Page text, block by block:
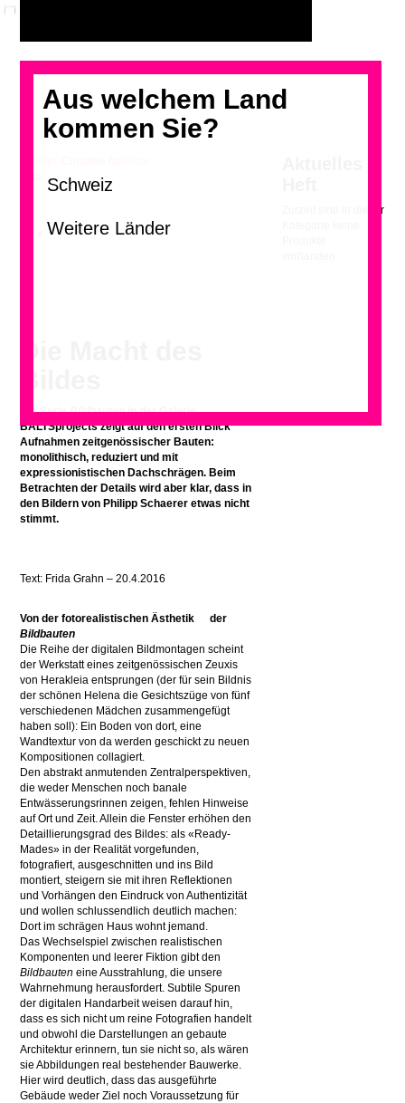
Aus welchem Land
kommen Sie?
Foto: Christine Apolinar
< >
Die SerieBildbautenin der Galerie
BALTSprojects zeigt auf den ersten Blick
Aufnahmen zeitgenössischer Bauten:
monolithisch, reduziert und mit
expressionistischen Dachschrägen. Beim
Betrachten der Details wird aber klar, dass in
den Bildern von Philipp Schaerer etwas nicht
stimmt.
Text: Frida Grahn – 20.4.2016
Von der fotorealistischenÄsthetik der
Bildbauten
Die Reihe der digitalen Bildmontagen scheint
der Werkstatt eines zeitgenössischen Zeuxis
von Herakleia entsprungen (der für sein Bildnis
der schönen Helena die Gesichtszüge von fünf
verschiedenen Mädchen zusammengefügt
haben soll): Ein Boden von dort, eine
Wandtextur von da werden geschickt zu neuen
Kompositionen collagiert.
Den abstrakt anmutenden Zentralperspektiven,
die weder Menschen noch banale
Entwässerungsrinnen zeigen, fehlen Hinweise
auf Ort und Zeit. Allein die Fenster erhöhen den
Detaillierungsgrad des Bildes: als «Ready-
Mades» in der Realität vorgefunden,
fotografiert, ausgeschnitten und ins Bild
montiert, steigern sie mit ihren Reflektionen
und Vorhängen den Eindruck von Authentizität
und wollen schlussendlich deutlich machen:
Dort im schrägen Haus wohnt jemand.
Das Wechselspiel zwischen realistischen
Komponenten und leerer Fiktion gibt den
Bildbauten eine Ausstrahlung, die unsere
Wahrnehmung herausfordert. Subtile Spuren
der digitalen Handarbeit weisen darauf hin,
dass es sich nicht um reine Fotografien handelt
und obwohl die Darstellungen an gebaute
Architektur erinnern, tun sie nicht so, als wären
sie Abbildungen real bestehender Bauwerke.
Hier wird deutlich, dass das ausgeführte
Gebäude weder Ziel noch Voraussetzung für
Zurzeit sind in dieser